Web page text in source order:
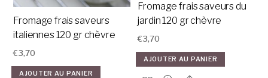
Fromage frais saveurs du
jardin 120 gr chèvre
€3,70
AJOUTER AU PANIER
Fromage frais saveurs
italiennes 120 gr chèvre
€3,70
AJOUTER AU PANIER